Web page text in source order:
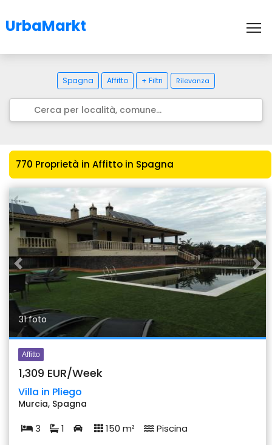
UrbaMarkt
Spagna Affitto + Filtri Rilevanza
770 Proprietà in Affitto in Spagna
Previous
31 foto
Affitto
1,309 EUR/Week
Villa in Pliego
Murcia, Spagna
3 1 150 m² Piscina